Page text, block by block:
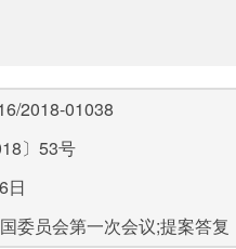
2018-01038
〕53号
日
委员会第一次会议;提案答复